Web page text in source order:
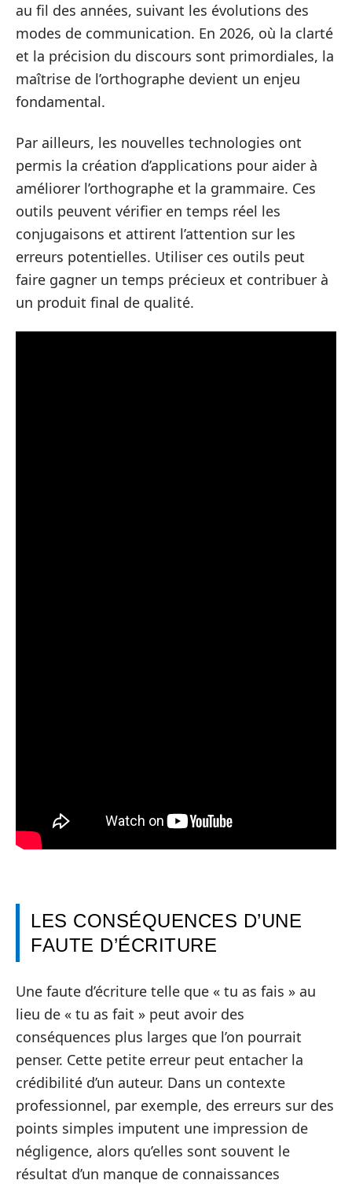
au fil des années, suivant les évolutions des
modes de communication. En 2026, où la clarté
et la précision du discours sont primordiales, la
maîtrise de l’orthographe devient un enjeu
fondamental.
Par ailleurs, les nouvelles technologies ont
permis la création d’applications pour aider à
améliorer l’orthographe et la grammaire. Ces
outils peuvent vérifier en temps réel les
conjugaisons et attirent l’attention sur les
erreurs potentielles. Utiliser ces outils peut
faire gagner un temps précieux et contribuer à
un produit final de qualité.
LES CONSÉQUENCES D’UNE
FAUTE D’ÉCRITURE
Une faute d’écriture telle que « tu as fais » au
lieu de « tu as fait » peut avoir des
conséquences plus larges que l’on pourrait
penser. Cette petite erreur peut entacher la
crédibilité d’un auteur. Dans un contexte
professionnel, par exemple, des erreurs sur des
points simples imputent une impression de
négligence, alors qu’elles sont souvent le
résultat d’un manque de connaissances